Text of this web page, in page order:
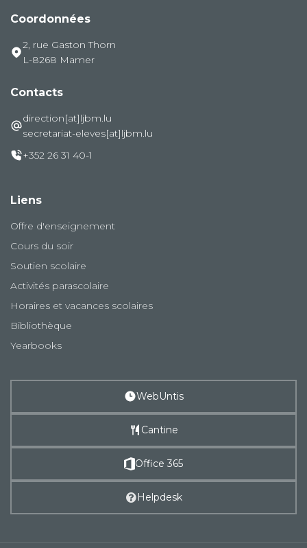
Coordonnées
2, rue Gaston Thorn
L-8268 Mamer
Contacts
direction[at]ljbm.lu
secretariat-eleves[at]ljbm.lu
+352 26 31 40-1
Liens
Offre d'enseignement
Cours du soir
Soutien scolaire
Activités parascolaire
Horaires et vacances scolaires
Bibliothèque
Yearbooks
WebUntis
Cantine
Office 365
Helpdesk